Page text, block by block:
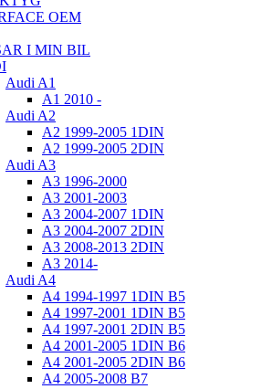
OEM
I MIN BIL
Audi A1
A1 2010 -
Audi A2
A2 1999-2005 1DIN
A2 1999-2005 2DIN
Audi A3
A3 1996-2000
A3 2001-2003
A3 2004-2007 1DIN
A3 2004-2007 2DIN
A3 2008-2013 2DIN
A3 2014-
Audi A4
A4 1994-1997 1DIN B5
A4 1997-2001 1DIN B5
A4 1997-2001 2DIN B5
A4 2001-2005 1DIN B6
A4 2001-2005 2DIN B6
A4 2005-2008 B7